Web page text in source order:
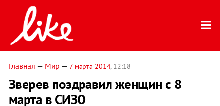
Главная — Мир — 7 марта 2014, 12:18
Зверев поздравил женщин с 8
марта в СИЗО